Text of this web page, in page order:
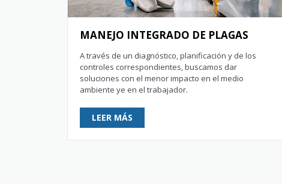
MANEJO INTEGRADO DE PLAGAS
A través de un diagnóstico, planificación y de los
controles correspondientes, buscamos dar
soluciones con el menor impacto en el medio
ambiente ye en el trabajador.
LEER MÁS